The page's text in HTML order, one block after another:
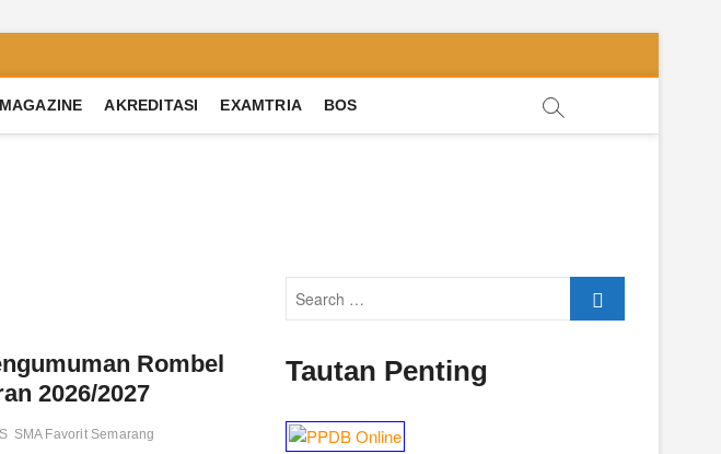
AKREDITASI EXAMTRIA BOS
Rombel
2026/2027
SMA Favorit Semarang
Tautan Penting